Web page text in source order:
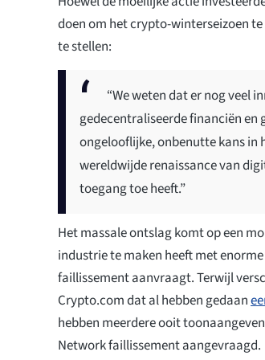
doen om het crypto-winterseizoen
te stellen:
“We weten dat er nog veel
gedecentraliseerde financiën en
ongelooflijke, onbenutte kans in
wereldwijde renaissance van
toegang toe heeft.”
Het massale ontslag komt op een
industrie te maken heeft met
faillissement aanvraagt. Terwijl
Crypto.com dat al hebben gedaan
hebben meerdere ooit
Network faillissement aangevraagd.